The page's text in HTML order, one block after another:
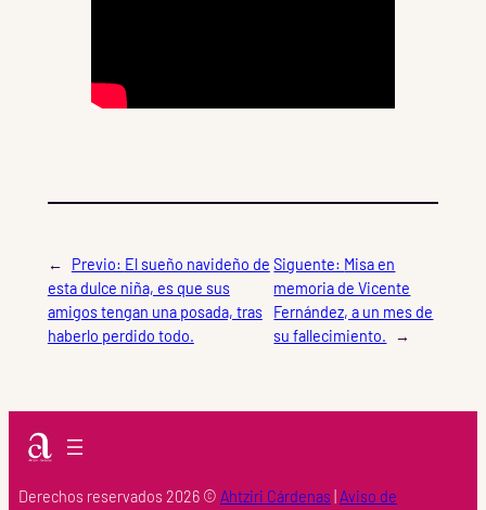
← Previo: El sueño navideño de
esta dulce niña, es que sus
amigos tengan una posada, tras
haberlo perdido todo.
Siguente: Misa en
memoria de Vicente
Fernández, a un mes de
su fallecimiento.
→
Derechos reservados 2026 © Ahtziri Cárdenas Aviso de